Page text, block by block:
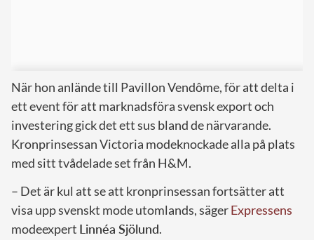
När hon anlände till Pavillon Vendôme, för att delta i
ett event för att marknadsföra svensk export och
investering gick det ett sus bland de närvarande.
Kronprinsessan Victoria modeknockade alla på plats
med sitt tvådelade set från H&M.
– Det är kul att se att kronprinsessan fortsätter att
visa upp svenskt mode utomlands, sägerExpressens
modeexpert Linnéa Sjölund.